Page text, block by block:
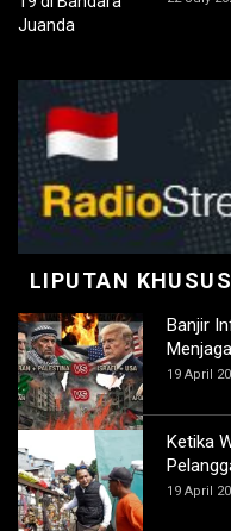
LIPUTAN KHUSUS
Banjir
19 April
Ketika
19 April